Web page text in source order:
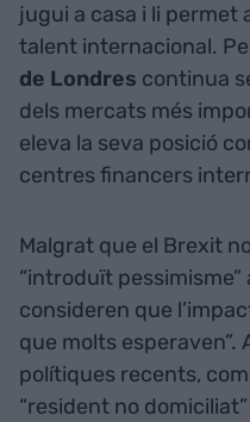
jugui a casa i li permet
talent internacional.
de Londres continua
dels mercats més
eleva la seva posició
centres financers
Malgrat que el Brexit
“introduït
consideren que
que molts esperaven”.
polítiques recents,
“resident no